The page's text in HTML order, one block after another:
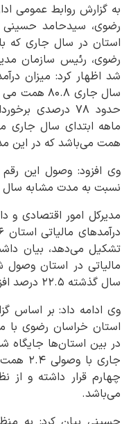
به گزارش روابط عمومی
رضوی، سیدحامد حسینی
استان در سال جاری که
رضوی، رئیس سازمان
شد اظهار کرد: میزان
سال جاری
همت می‌باشد که در این مدت ۵.۹ همت وصول
نسبت به مدت مشابه سال
مدیرکل امور اقتصادی و
مالیاتی در استان
سال گذشته ۲۲.۵ درصد افزایش داشته است.
وی ادامه داد: بر اساس
در بین استان‌ها جایگاه
جاری
چهارم قرار داشته و از
می‌باشد.